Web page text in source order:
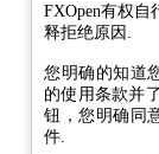
FXOpen有权
释拒绝原因.
您明确的知道
的使用条款并
钮，您明确同
件.